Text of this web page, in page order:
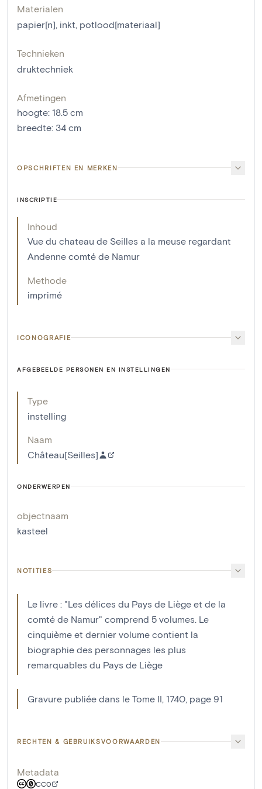
Materialen
papier[n] inkt potlood[materiaal]
Technieken
druktechniek
Afmetingen
hoogte: 18.5 cm
breedte: 34 cm
OPSCHRIFTEN EN MERKEN
INSCRIPTIE
Inhoud
Vue du chateau de Seilles a la meuse regardant
Andenne comté de Namur
Methode
imprimé
ICONOGRAFIE
AFGEBEELDE PERSONEN EN INSTELLINGEN
Type
instelling
Naam
Château[Seilles]
ONDERWERPEN
objectnaam
kasteel
NOTITIES
Le livre : "Les délices du Pays de Liège et de la
comté de Namur" comprend 5 volumes. Le
cinquième et dernier volume contient la
biographie des personnages les plus
remarquables du Pays de Liège
Gravure publiée dans le Tome II, 1740, page 91
RECHTEN & GEBRUIKSVOORWAARDEN
Metadata
CC0